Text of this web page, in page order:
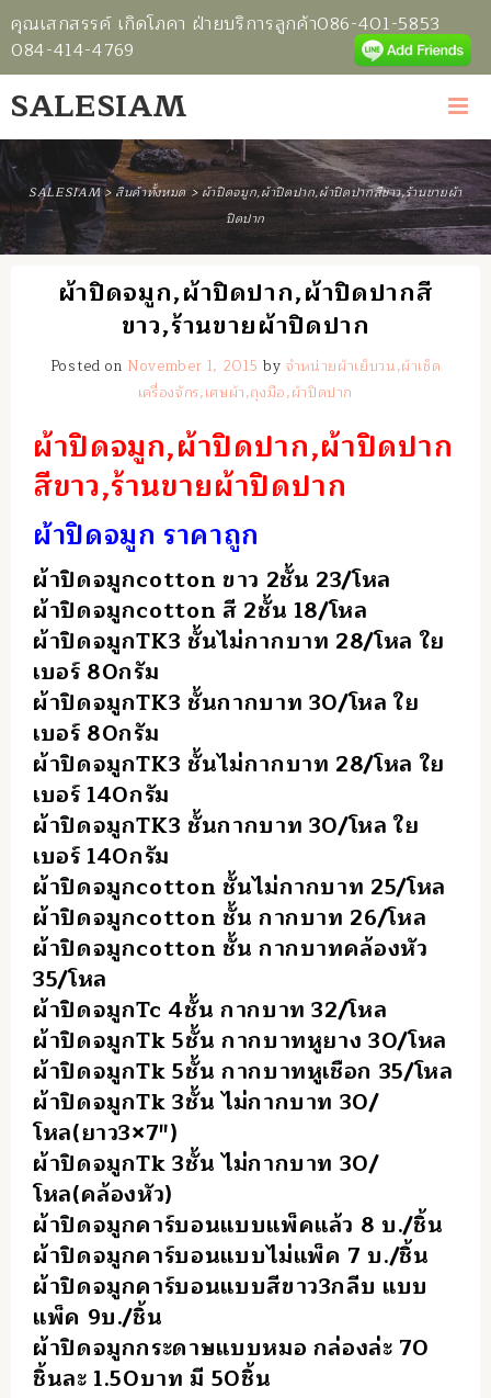
คุณเสกสรรค์ เกิดโภคา ฝ่ายบริการลูกค้า086-401-5853
084-414-4769
SALESIAM
SALESIAM>สินค้าทั้งหมด>ผ้าปิดจมูก,ผ้าปิดปาก,ผ้าปิดปากสีขาว,ร้านขายผ้า
ปิดปาก
ผ้าปิดจมูก,ผ้าปิดปาก,ผ้าปิดปากสี
ขาว,ร้านขายผ้าปิดปาก
Posted on November 1, 2015 by จำหน่ายผ้าเย็บวน,ผ้าเช็ด
เครื่องจักร,เศษผ้า,ถุงมือ,ผ้าปิดปาก
ผ้าปิดจมูก,ผ้าปิดปาก,ผ้าปิดปาก
สีขาว,ร้านขายผ้าปิดปาก
ผ้าปิดจมูก ราคาถูก
ผ้าปิดจมูกcotton ขาว 2ชั้น 23/โหล
ผ้าปิดจมูกcotton สี 2ชั้น 18/โหล
ผ้าปิดจมูกTK3 ชั้นไม่กากบาท 28/โหล ใย
เบอร์ 80กรัม
ผ้าปิดจมูกTK3 ชั้นกากบาท 30/โหล ใย
เบอร์ 80กรัม
ผ้าปิดจมูกTK3 ชั้นไม่กากบาท 28/โหล ใย
เบอร์ 140กรัม
ผ้าปิดจมูกTK3 ชั้นกากบาท 30/โหล ใย
เบอร์ 140กรัม
ผ้าปิดจมูกcotton ชั้นไม่กากบาท 25/โหล
ผ้าปิดจมูกcotton ชั้น กากบาท 26/โหล
ผ้าปิดจมูกcotton ชั้น กากบาทคล้องหัว
35/โหล
ผ้าปิดจมูกTc 4ชั้น กากบาท 32/โหล
ผ้าปิดจมูกTk 5ชั้น กากบาทหูยาง 30/โหล
ผ้าปิดจมูกTk 5ชั้น กากบาทหูเชือก 35/โหล
ผ้าปิดจมูกTk 3ชั้น ไม่กากบาท 30/
โหล(ยาว3×7″)
ผ้าปิดจมูกTk 3ชั้น ไม่กากบาท 30/
โหล(คล้องหัว)
ผ้าปิดจมูกคาร์บอนแบบแพ็คแล้ว 8 บ./ชิ้น
ผ้าปิดจมูกคาร์บอนแบบไม่แพ็ค 7 บ./ชิ้น
ผ้าปิดจมูกคาร์บอนแบบสีขาว3กลีบ แบบ
แพ็ค 9บ./ชิ้น
ผ้าปิดจมูกกระดาษแบบหมอ กล่องล่ะ 70
ชิ้นละ 1.50บาท มี 50ชิ้น